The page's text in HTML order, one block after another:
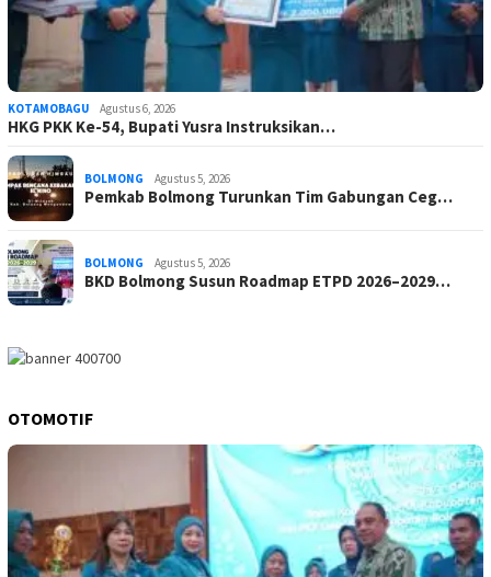
KOTAMOBAGU Agustus 6, 2026
HKG PKK Ke-54, Bupati Yusra Instruksikan…
BOLMONG Agustus 5, 2026
Pemkab Bolmong Turunkan Tim Gabungan Ceg…
BOLMONG Agustus 5, 2026
BKD Bolmong Susun Roadmap ETPD 2026–2029…
OTOMOTIF